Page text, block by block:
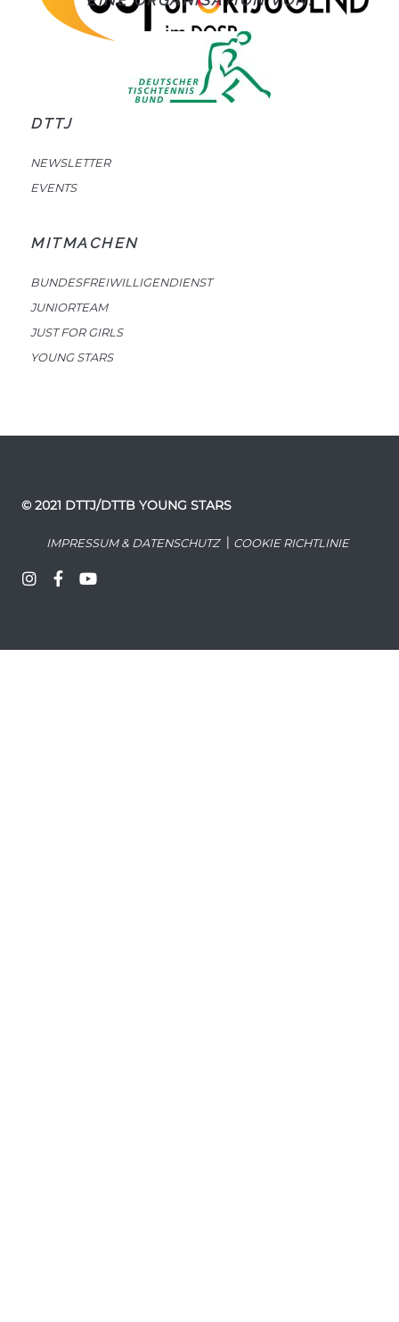
DTTJ
NEWSLETTER
EVENTS
MITMACHEN
BUNDESFREIWILLIGENDIENST
JUNIORTEAM
JUST FOR GIRLS
YOUNG STARS
© 2021 DTTJ/DTTB YOUNG STARS
IMPRESSUM & DATENSCHUTZ| COOKIE RICHTLINIE